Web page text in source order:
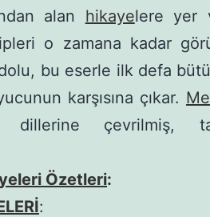
alan hikayelere yer
o zamana kadar
bu eserle ilk defa
karşısına çıkar.
çevrilmiş,
Özetleri:
: